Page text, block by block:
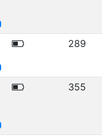
289
355